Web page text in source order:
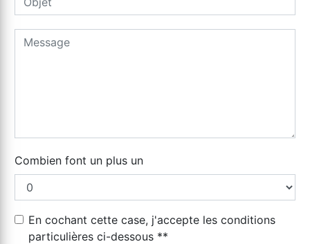
Combien font un plus un
En cochant cette case, j'accepte les conditions
particulières ci-dessous **